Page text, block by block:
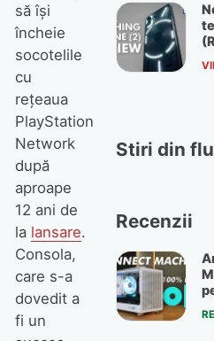
să își
încheie
socotelile
cu
rețeaua
PlayStation
Network
după
aproape
12 ani de
la lansare.
Consola,
care s-a
dovedit a
fi un
Stiri din
Recenzii